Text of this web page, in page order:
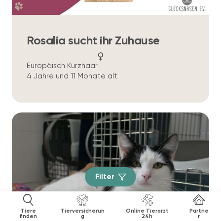
Tiere
finden
Tierversicherun
g
Online Tierarzt
24h
Partne
r
Rosalia sucht ihr Zuhause
Europäisch Kurzhaar
4 Jahre und 11 Monate alt
Filter